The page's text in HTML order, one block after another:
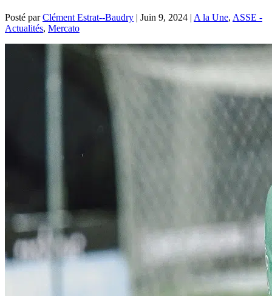
Posté parClément Estrat--Baudry | Juin 9, 2024 | A la Une, ASSE -
Actualités, Mercato